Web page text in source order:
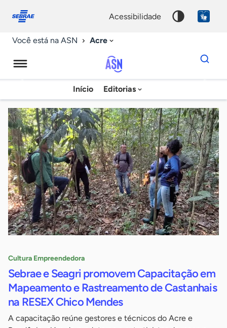
conosco
acessibilidade
Você está na ASN Acre
Agência
Sebrae
de
Notícias
Início Editorias
Dados
para
chave
Cultura Empreendedora
Sebrae e Seagri promovem Capacitação em
Mapeamento e Rastreamento de Castanhais
na RESEX Chico Mendes
A capacitação reúne gestores e técnicos do Acre e